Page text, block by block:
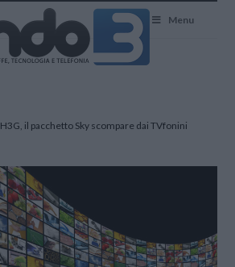
Menu
H3G, il pacchetto Sky scompare dai TVfonini